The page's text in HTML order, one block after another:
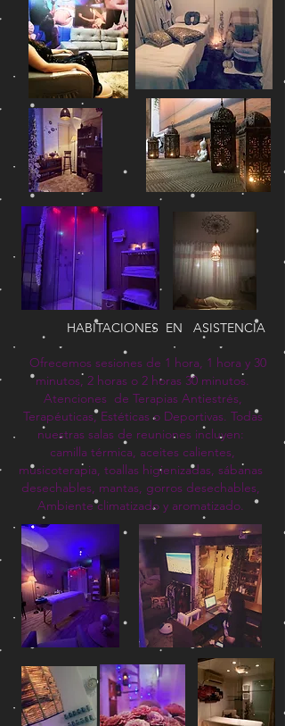
HABITACIONES EN ASISTENCIA
Ofrecemos sesiones de 1 hora, 1 hora y 30
minutos, 2 horas o 2 horas 30 minutos.
Atenciones de Terapias Antiestrés,
Terapéuticas, Estéticas o Deportivas. Todas
nuestras salas de reuniones incluyen:
camilla térmica, aceites calientes,
musicoterapia, toallas higienizadas, sábanas
desechables, mantas, gorros desechables,
Ambiente climatizado y aromatizado.